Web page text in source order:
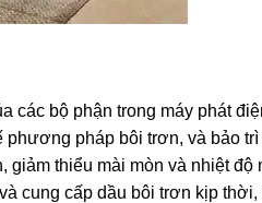
các bộ phận trong máy phát
pháp bôi trơn, và bảo
thiểu mài mòn và nhiệt
cung cấp dầu bôi trơn kịp